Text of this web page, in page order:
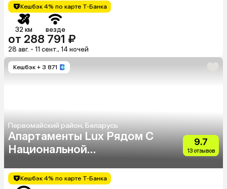
Кешбэк 4% по карте Т-Банка
32 км везде
от 288 791 ₽
28 авг. - 11 сент., 14 ночей
Кешбэк + 3 871
Первомайский район, Беларусь
Апартаменты Lux Рядом С
Национальной
9.7
13 отзывов
Кешбэк 4% по карте Т-Банка